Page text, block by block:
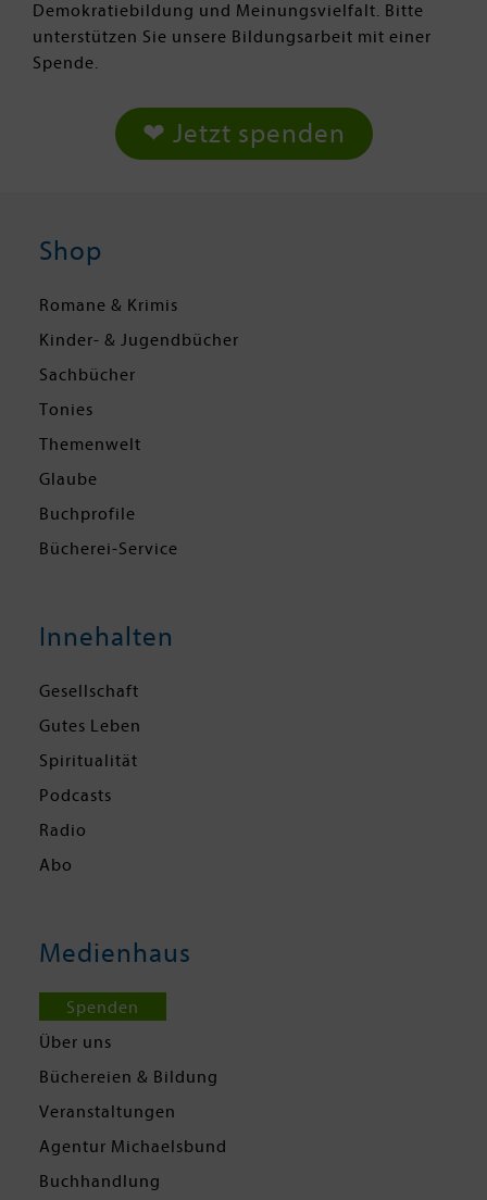
Demokratiebildung und Meinungsvielfalt. Bitte
unterstützen Sie unsere Bildungsarbeit mit einer
Spende.
❤ Jetzt spenden
Shop
Romane & Krimis
Kinder- & Jugendbücher
Sachbücher
Tonies
Themenwelt
Glaube
Buchprofile
Bücherei-Service
Innehalten
Gesellschaft
Gutes Leben
Spiritualität
Podcasts
Radio
Abo
Medienhaus
Spenden
Über uns
Büchereien & Bildung
Veranstaltungen
Agentur Michaelsbund
Buchhandlung